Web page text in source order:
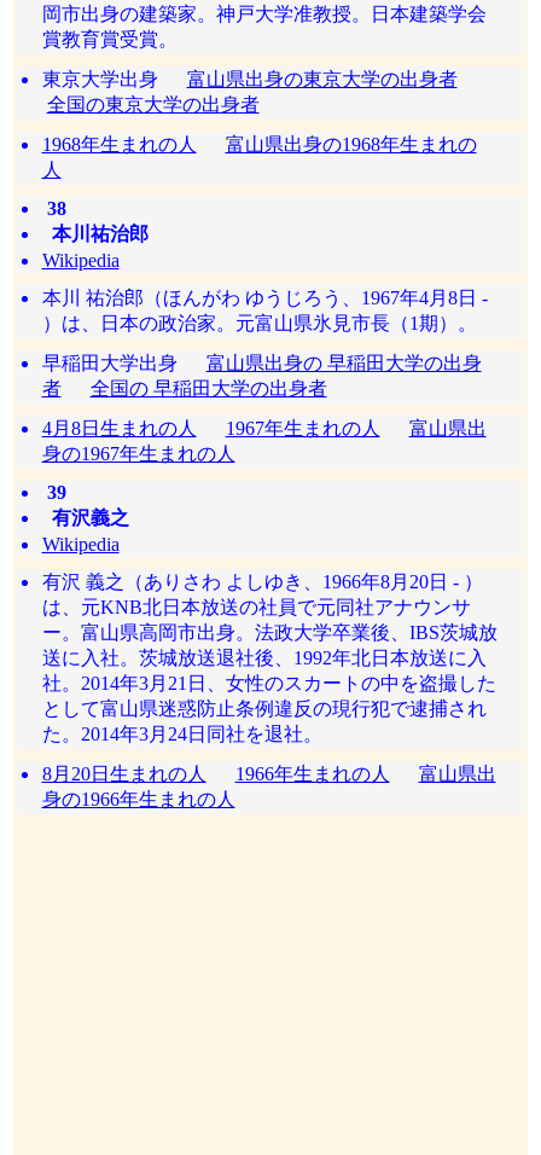
岡市出身の建築家。神戸大学准教授。日本建築学会
賞教育賞受賞。
東京大学出身 富山県出身の東京大学の出身者
全国の東京大学の出身者
1968年生まれの人
富山県出身の1968年生まれの
人
38
本川祐治郎
Wikipedia
本川 祐治郎（ほんがわ ゆうじろう、1967年4月8日 -
）は、日本の政治家。元富山県氷見市長（1期）。
早稲田大学出身 富山県出身の 早稲田大学の出身
者
全国の 早稲田大学の出身者
4月8日生まれの人
1967年生まれの人
富山県出
身の1967年生まれの人
39
有沢義之
Wikipedia
有沢 義之（ありさわ よしゆき、1966年8月20日 - ）
は、元KNB北日本放送の社員で元同社アナウンサ
ー。富山県高岡市出身。法政大学卒業後、IBS茨城放
送に入社。茨城放送退社後、1992年北日本放送に入
社。2014年3月21日、女性のスカートの中を盗撮した
として富山県迷惑防止条例違反の現行犯で逮捕され
た。2014年3月24日同社を退社。
8月20日生まれの人
1966年生まれの人
富山県出
身の1966年生まれの人